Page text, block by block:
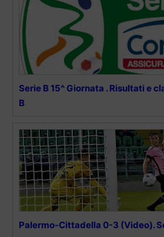
Serie B 15^ Giornata . Risultati e
B
Palermo-Cittadella 0-3 (Video).